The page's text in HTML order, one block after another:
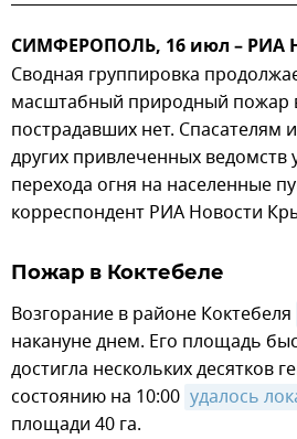
СИМФЕРОПОЛЬ, 16 июл – РИА
Сводная группировка
масштабный природный пожар
пострадавших нет. Спасателям
других привлеченных ведомств
перехода огня на населенные
корреспондент РИА Новости
Пожар в Коктебеле
Возгорание в районе Коктебеля
накануне днем. Его площадь
достигла нескольких десятков
состоянию на 10:00 удалось
площади 40 га.